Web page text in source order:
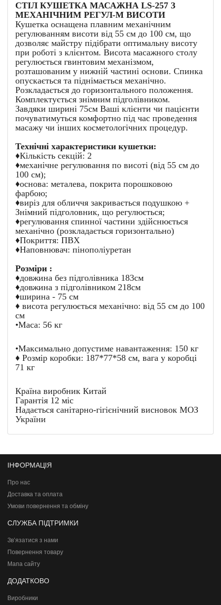
СТІЛ КУШЕТКА МАСАЖНА LS-257 З
МЕХАНІЧНИМ РЕГУЛ-М ВИСОТИ
Кушетка оснащена плавним механічним
регулюванням висоти від 55 см до 100 см, що
дозволяє майстру підібрати оптимальну висоту
при роботі з клієнтом. Висота масажного столу
регулюється гвинтовим механізмом,
розташованим у нижній частині основи. Спинка
опускається та піднімається механічно.
Розкладається до горизонтального положення.
Комплектується знімним підголівником.
Завдяки ширині 75см Ваші клієнти чи пацієнти
почуватимуться комфортно під час проведення
масажу чи інших косметологічних процедур.
Технічні характеристики кушетки:
♦Кількість секцій: 2
♦механічне регулювання по висоті (від 55 см до
100 см);
♦основа: металева, покрита порошковою
фарбою;
♦виріз для обличчя закривається подушкою +
Знімний підголовник, що регулюється;
♦регулювання спинної частини здійснюється
механічно (розкладається горизонтально)
♦Покриття: ПВХ
♦Наповнювач: пінополіуретан
Розміри :
♦довжина без підголівника 183см
♦довжина з підголівником 218см
♦ширина - 75 см
♦ висота регулюється механічно: від 55 см до 100
см
•Маса: 56 кг
•Максимально допустиме навантаження: 150 кг
♦ Розмір коробки: 187*77*58 см, вага у коробці
71 кг
Країна виробник Китай
Гарантія 12 міс
Надається санітарно-гігієнічний висновок МОЗ
України
ІНФОРМАЦІЯ
Про нас
Доставка та оплата
Умови повернення та обміну
СЛУЖБА ПІДТРИМКИ
Зв’язатися з нами
Повернення товару
Мапа сайту
ДОДАТКОВО
Виробники